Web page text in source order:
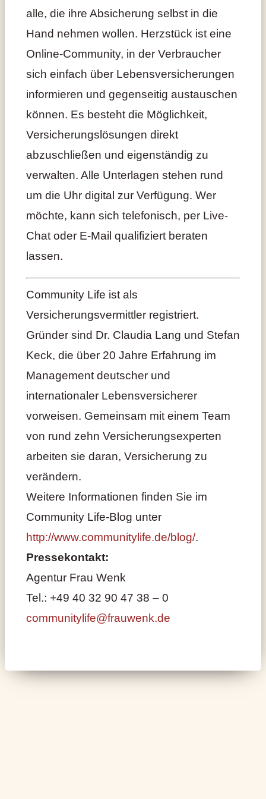
alle, die ihre Absicherung selbst in die
Hand nehmen wollen. Herzstück ist eine
Online-Community, in der Verbraucher
sich einfach über Lebensversicherungen
informieren und gegenseitig austauschen
können. Es besteht die Möglichkeit,
Versicherungslösungen direkt
abzuschließen und eigenständig zu
verwalten. Alle Unterlagen stehen rund
um die Uhr digital zur Verfügung. Wer
möchte, kann sich telefonisch, per Live-
Chat oder E-Mail qualifiziert beraten
lassen.
Community Life ist als
Versicherungsvermittler registriert.
Gründer sind Dr. Claudia Lang und Stefan
Keck, die über 20 Jahre Erfahrung im
Management deutscher und
internationaler Lebensversicherer
vorweisen. Gemeinsam mit einem Team
von rund zehn Versicherungsexperten
arbeiten sie daran, Versicherung zu
verändern.
Weitere Informationen finden Sie im
Community Life-Blog unter
http://www.communitylife.de/blog/.
Pressekontakt:
Agentur Frau Wenk
Tel.: +49 40 32 90 47 38 – 0
communitylife@frauwenk.de